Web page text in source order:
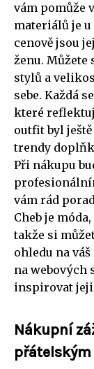
vám pomůže
materiálů je u
cenově jsou
ženu.
stylů a
sebe. Každá
které
outfit byl
trendy
Při nákupu
vám rád
Cheb je
takže si
ohledu na
na webových
inspirovat
Nákupní